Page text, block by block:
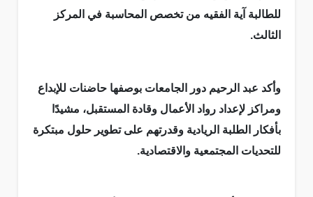
للطالبة آية الفقيه من تخصص المحاسبة في المركز
الثالث.
وأكد عبد الرحيم دور الجامعات بوصفها حاضنات للإبداع
ومراكز لإعداد رواد الأعمال وقادة المستقبل، مشيدًا
بأفكار الطلبة الريادية وقدرتهم على تطوير حلول مبتكرة
للتحديات المجتمعية والاقتصادية.